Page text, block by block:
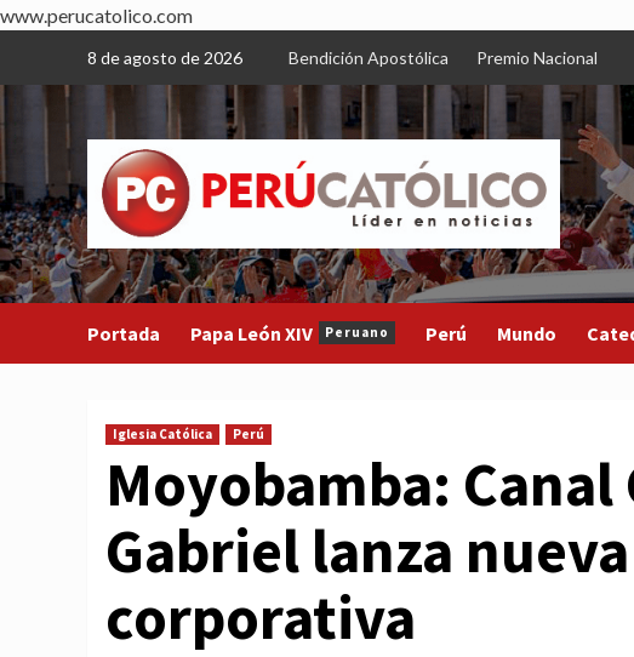
www.perucatolico.com
content
8 de agosto de 2026 Bendición Apostólica Premio Nacional
Portada Papa León XIV Peruano Perú Mundo
Iglesia Católica Perú
Moyobamba: Canal
Gabriel lanza
corporativa